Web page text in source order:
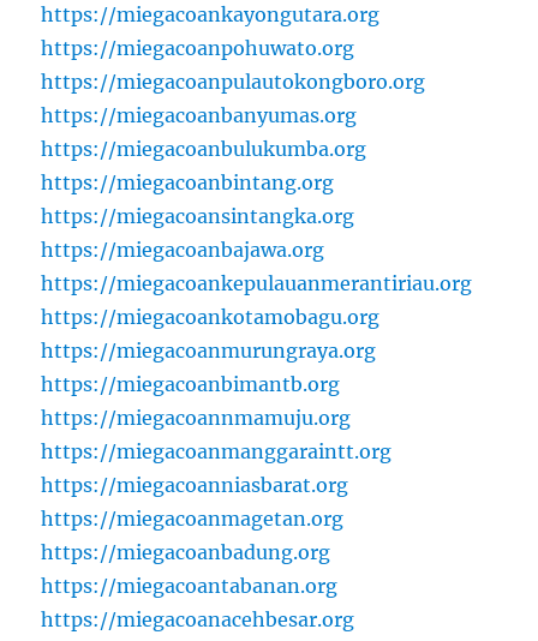
https://miegacoankayongutara.org
https://miegacoanpohuwato.org
https://miegacoanpulautokongboro.org
https://miegacoanbanyumas.org
https://miegacoanbulukumba.org
https://miegacoanbintang.org
https://miegacoansintangka.org
https://miegacoanbajawa.org
https://miegacoankepulauanmerantiriau.org
https://miegacoankotamobagu.org
https://miegacoanmurungraya.org
https://miegacoanbimantb.org
https://miegacoannmamuju.org
https://miegacoanmanggaraintt.org
https://miegacoanniasbarat.org
https://miegacoanmagetan.org
https://miegacoanbadung.org
https://miegacoantabanan.org
https://miegacoanacehbesar.org